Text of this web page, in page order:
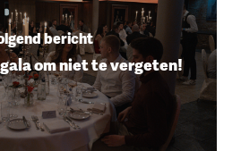
bericht
om niet te vergeten!